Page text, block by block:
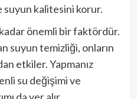
suyun kalitesini korur.
önemli bir faktördür.
suyun temizliği, onların
etkiler. Yapmanız
su değişimi ve